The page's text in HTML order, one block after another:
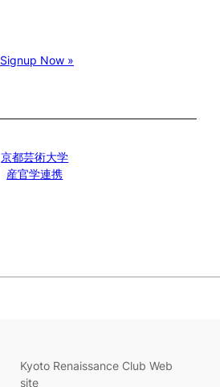
Signup Now »
京都芸術大学
産官学連携
Kyoto Renaissance Club Web
site